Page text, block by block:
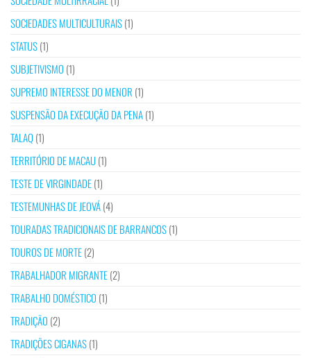
SOCIEDADES MULTICULTURAIS(1)
STATUS(1)
SUBJETIVISMO (1)
SUPREMO INTERESSE DO MENOR (1)
SUSPENSÃO DA EXECUÇÃO DA PENA(1)
TALAQ(1)
TERRITÓRIO DE MACAU(1)
TESTE DE VIRGINDADE(1)
TESTEMUNHAS DE JEOVÁ(4)
TOURADAS TRADICIONAIS DE BARRANCOS(1)
TOUROS DE MORTE(2)
TRABALHADOR MIGRANTE(2)
TRABALHO DOMÉSTICO (1)
TRADIÇÃO (2)
TRADIÇÕES CIGANAS(1)